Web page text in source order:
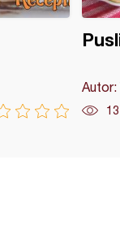
Autor: